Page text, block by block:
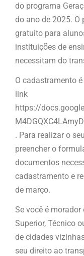
do programa
do ano de 2025. O
gratuito para
instituições de
necessitam do
O cadastramento
link
https://
. Para realizar o
preencher o
documentos
cadastramento e
de março.
Se você é
Superior, Técnico
de cidades
seu direito ao